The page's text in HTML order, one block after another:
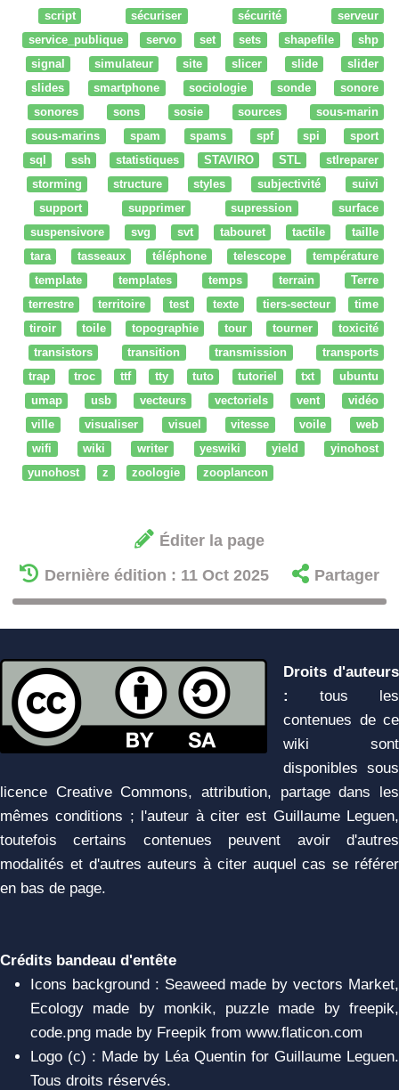
script
sécuriser sécurité
serveur
service_publique
servo set sets shapefile
shp
signal
simulateur site slicer slide
slider
slides
smartphone sociologie sonde
sonore
sonores
sons sosie sources
sous-marin
sous-marins
spam spams spf spi
sport
sql
ssh statistiques STAVIRO STL
stlreparer
storming
structure styles subjectivité
suivi
support
supprimer supression
surface
suspensivore
svg svt tabouret tactile
taille
tara
tasseaux téléphone telescope
température
template
templates temps terrain
Terre
terrestre
territoire test texte tiers-secteur
time
tiroir
toile topographie tour tourner
toxicité
transistors
transition transmission
transports
trap
troc ttf tty tuto tutoriel txt
ubuntu
umap
usb vecteurs vectoriels vent
vidéo
ville
visualiser visuel vitesse voile
web
wifi
wiki writer yeswiki yield
yinohost
yunohost
z zoologie zooplancon
Éditer la page
Dernière édition : 11 Oct 2025
Partager
Droits d'auteurs
:
tous les
contenues de ce
wiki sont
disponibles sous
licence Creative Commons, attribution, partage dans les
mêmes conditions ; l'auteur à citer est Guillaume Leguen,
toutefois certains contenues peuvent avoir d'autres
modalités et d'autres auteurs à citer auquel cas se référer
en bas de page.
Crédits bandeau d'entête
Icons background : Seaweed made by vectors Market,
Ecology made by monkik, puzzle made by freepik,
code.png made by Freepik from www.flaticon.com
Logo (c) : Made by Léa Quentin for Guillaume Leguen.
Tous droits réservés.